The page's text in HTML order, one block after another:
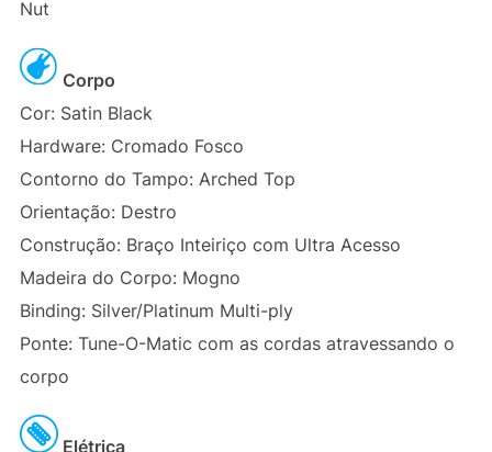
Nut
Corpo
Cor: Satin Black
Hardware: Cromado Fosco
Contorno do Tampo: Arched Top
Orientação: Destro
Construção: Braço Inteiriço com Ultra Acesso
Madeira do Corpo: Mogno
Binding: Silver/Platinum Multi-ply
Ponte: Tune-O-Matic com as cordas atravessando o
corpo
Elétrica